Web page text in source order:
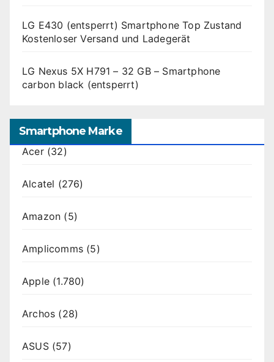
LG E430 (entsperrt) Smartphone Top Zustand
Kostenloser Versand und Ladegerät
LG Nexus 5X H791 – 32 GB – Smartphone
carbon black (entsperrt)
Smartphone Marke
Acer(32)
Alcatel (276)
Amazon (5)
Amplicomms (5)
Apple (1.780)
Archos (28)
ASUS(57)